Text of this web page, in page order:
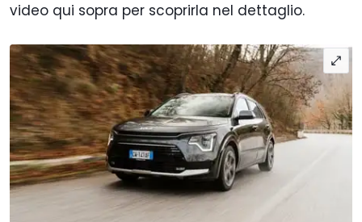
video qui sopra per scoprirla nel dettaglio.